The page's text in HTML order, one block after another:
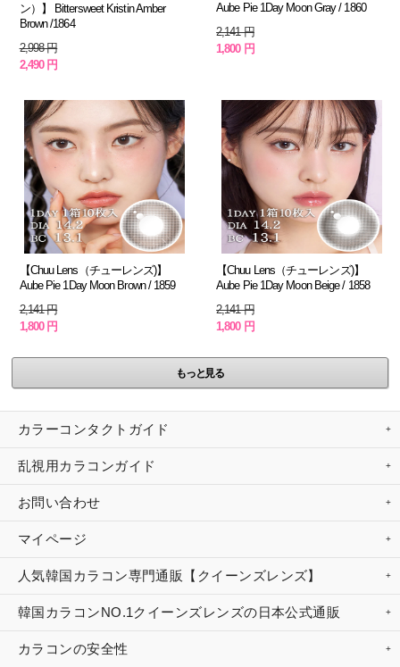
ン）】 Bittersweet Kristin Amber
Brown /1864
2,998 円
2,490 円
Aube Pie 1Day Moon Gray / 1860
2,141 円
1,800 円
【Chuu Lens（チューレンズ)】
Aube Pie 1Day Moon Brown / 1859
2,141 円
1,800 円
【Chuu Lens（チューレンズ)】
Aube Pie 1Day Moon Beige / 1858
2,141 円
1,800 円
もっと見る
カラーコンタクトガイド
乱視用カラコンガイド
お問い合わせ
マイページ
人気韓国カラコン専門通販【クイーンズレンズ】
韓国カラコンNO.1クイーンズレンズの日本公式通販
カラコンの安全性